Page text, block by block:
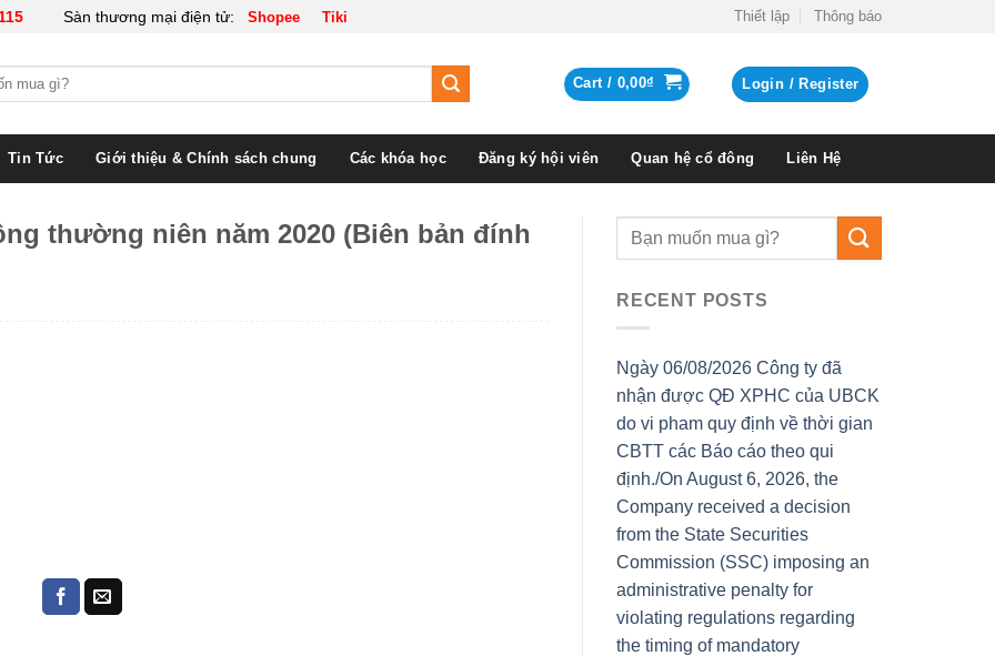
Sàn thương mại điện tử: Shopee Tiki Thiết lập Thông báo
Cart / 0,00₫ Login / Register
Tin Tức Giới thiệu & Chính sách chung Các khóa học Đăng ký hội viên Quan hệ cổ đông Liên Hệ
thường niên năm 2020 (Biên bản đính
RECENT POSTS
Ngày 06/08/2026 Công ty đã
nhận được QĐ XPHC của UBCK
do vi pham quy định về thời gian
CBTT các Báo cáo theo qui
định./On August 6, 2026, the
Company received a decision
from the State Securities
Commission (SSC) imposing an
administrative penalty for
violating regulations regarding
the timing of mandatory